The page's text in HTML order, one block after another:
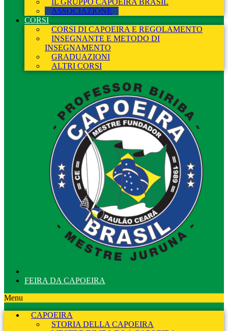
IL GRUPPO CAPOEIRA BRASIL
ASSOCIAZIONE
CORSI
CORSI DI CAPOEIRA E REGOLAMENTO
INSEGNANTE E METODO DI
INSEGNAMENTO
GRADUAZIONI
ALTRI CORSI
FEIRA DA CAPOEIRA
Menu
CAPOEIRA
STORIA DELLA CAPOEIRA